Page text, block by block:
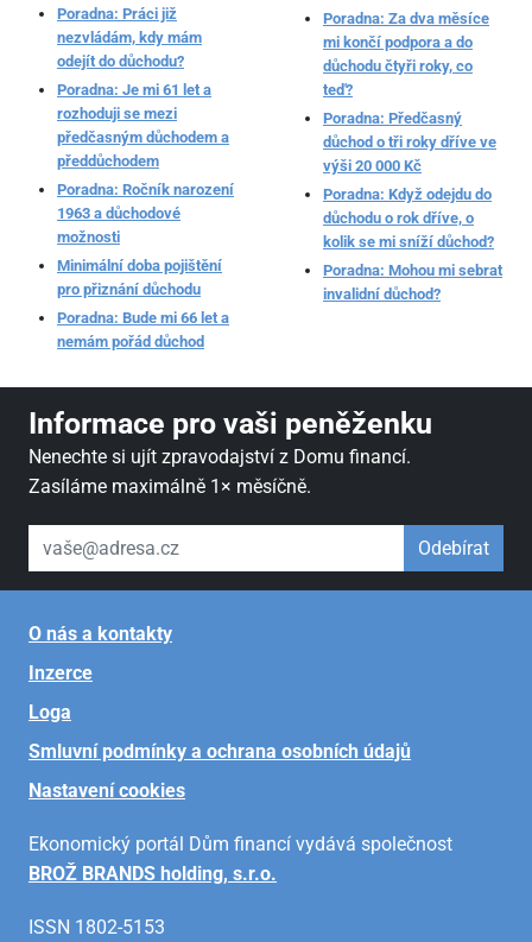
Poradna: Práci již
nezvládám, kdy mám
odejít do důchodu?
Poradna: Je mi 61 let a
rozhoduji se mezi
předčasným důchodem a
předdůchodem
Poradna: Ročník narození
1963 a důchodové
možnosti
Minimální doba pojištění
pro přiznání důchodu
Poradna: Bude mi 66 let a
nemám pořád důchod
Poradna: Za dva měsíce
mi končí podpora a do
důchodu čtyři roky, co
teď?
Poradna: Předčasný
důchod o tři roky dříve ve
výši 20 000 Kč
Poradna: Když odejdu do
důchodu o rok dříve, o
kolik se mi sníží důchod?
Poradna: Mohou mi sebrat
invalidní důchod?
Informace pro vaši peněženku
Nenechte si ujít zpravodajství z Domu financí.
Zasíláme maximálně 1× měsíčně.
váš email Odebírat
O nás a kontakty
Inzerce
Loga
Smluvní podmínky a ochrana osobních údajů
Nastavení cookies
Ekonomický portál Dům financí vydává společnost
BROŽ BRANDS holding, s.r.o.
ISSN 1802-5153